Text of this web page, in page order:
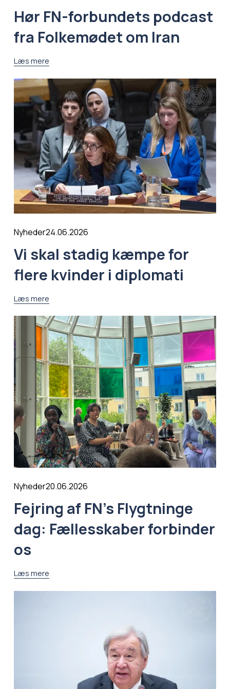
Hør FN-forbundets podcast
fra Folkemødet om Iran
Læs mere
Nyheder24.06.2026
Vi skal stadig kæmpe for
flere kvinder i diplomati
Læs mere
Nyheder20.06.2026
Fejring af FN’s Flygtninge
dag: Fællesskaber forbinder
os
Læs mere